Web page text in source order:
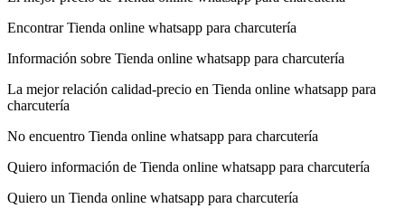
Encontrar Tienda online whatsapp para charcutería
Información sobre Tienda online whatsapp para charcutería
La mejor relación calidad-precio en Tienda online whatsapp para
charcutería
No encuentro Tienda online whatsapp para charcutería
Quiero información de Tienda online whatsapp para charcutería
Quiero un Tienda online whatsapp para charcutería